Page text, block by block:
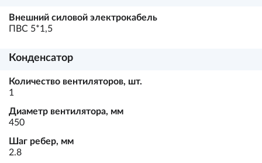
Внешний силовой электрокабель
ПВС 5*1,5
Конденсатор
Количество вентиляторов, шт.
1
Диаметр вентилятора, мм
450
Шаг ребер, мм
2.8